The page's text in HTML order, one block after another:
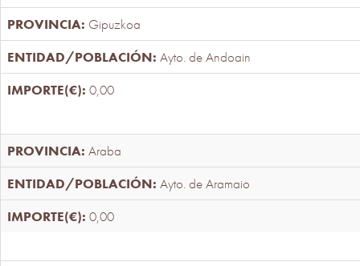
Gipuzkoa
Ayto. de Andoain
0,00
Araba
Ayto. de Aramaio
0,00